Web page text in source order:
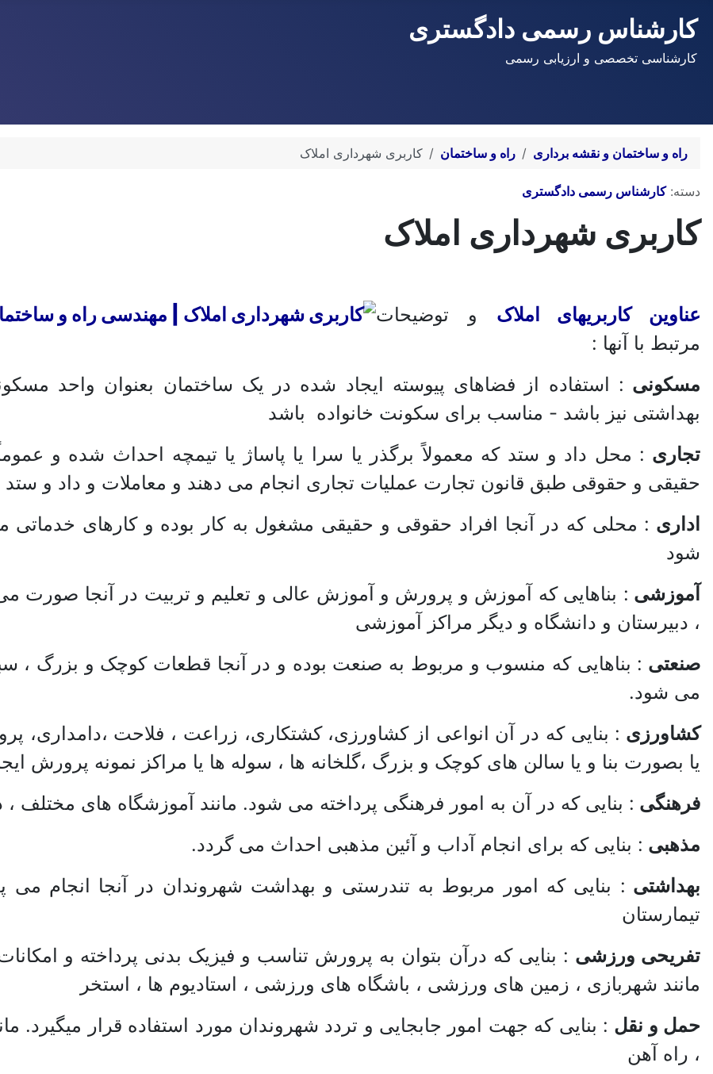
کارشناس رسمی دادگستری
کارشناسی تخصصی و ارزیابی رسمی
راه و ساختمان و نقشه برداری راه و ساختمان کاربری شهرداری املاک
توضیحات
دسته:کارشناس رسمی دادگستری
کاربری شهرداری املاک
عناوین کاربریهای املاک و توضیحات
مرتبط با آنها :
مسکونی : استفاده از فضاهای پیوسته ایجاد شده در یک ساختمان بعنوان واحد
بهداشتی نیز باشد - مناسب برای سکونت خانواده باشد
تجاری : محل داد و ستد که معمولاً برگذر یا سرا یا پاساژ یا تیمچه احداث شده و
حقیقی و حقوقی طبق قانون تجارت عملیات تجاری انجام می دهند و معاملات و داد و ستد
اداری : محلی که در آنجا افراد حقوقی و حقیقی مشغول به کار بوده و کارهای
شود
آموزشی : بناهایی که آموزش و پرورش و آموزش عالی و تعلیم و تربیت در آنجا صورت
، دبیرستان و دانشگاه و دیگر مراکز آموزشی
صنعتی : بناهایی که منسوب و مربوط به صنعت بوده و در آنجا قطعات کوچک و بزرگ
می شود.
کشاورزی : بنایی که در آن انواعی از کشاورزی، کشتکاری، زراعت ، فلاحت ،‌دامداری،
یا بصورت بنا و یا سالن های کوچک و بزرگ ،‌گلخانه ها ، سوله ها یا مراکز نمونه پرورش
فرهنگی : بنایی که در آن به امور فرهنگی پرداخته می شود. مانند آموزشگاه های مختلف ،
مذهبی : بنایی که برای انجام آداب و آئین مذهبی احداث می گردد.
بهداشتی : بنایی که امور مربوط به تندرستی و بهداشت شهروندان در آنجا انجام می
تیمارستان
تفریحی ورزشی : بنایی که درآن بتوان به پرورش تناسب و فیزیک بدنی پرداخته و
مانند شهربازی ، زمین های ورزشی ، باشگاه های ورزشی ، ‌استادیوم ها ، ‌استخر
حمل و نقل ‌: بنایی که جهت امور جابجایی و تردد شهروندان مورد استفاده قرار میگیرد.
، راه آهن